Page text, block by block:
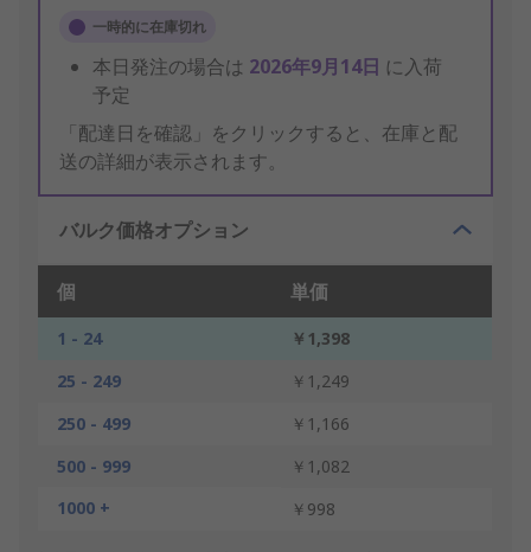
一時的に在庫切れ
本日発注の場合は 2026年9月14日 に入荷
予定
「配達日を確認」をクリックすると、在庫と配
送の詳細が表示されます。
バルク価格オプション
個 単価
1 - 24
￥1,398
25 - 249
￥1,249
250 - 499
￥1,166
500 - 999
￥1,082
1000 +
￥998